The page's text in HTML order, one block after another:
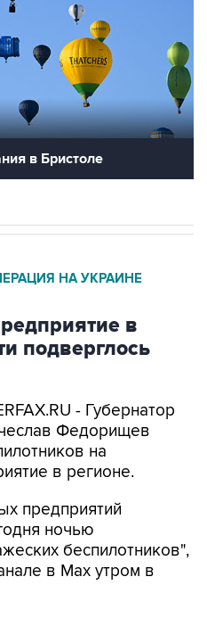
в Бристоле
НА УКРАИНЕ
в
подверглось
- Губернатор
Федорищев
на
в регионе.
предприятий
ночью
беспилотников",
в Max утром в